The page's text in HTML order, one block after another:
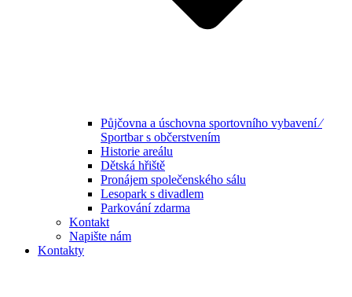
Půjčovna a úschovna sportovního vybavení ⁄
Sportbar s občerstvením
Historie areálu
Dětská hřiště
Pronájem společenského sálu
Lesopark s divadlem
Parkování zdarma
Kontakt
Napište nám
Kontakty